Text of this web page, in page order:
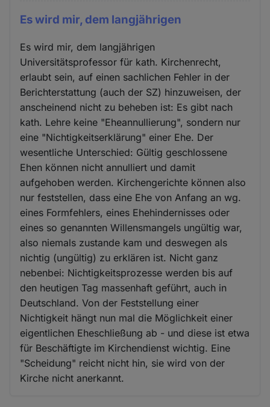
Es wird mir, dem langjährigen
Es wird mir, dem langjährigen
Universitätsprofessor für kath. Kirchenrecht,
erlaubt sein, auf einen sachlichen Fehler in der
Berichterstattung (auch der SZ) hinzuweisen, der
anscheinend nicht zu beheben ist: Es gibt nach
kath. Lehre keine "Eheannullierung", sondern nur
eine "Nichtigkeitserklärung" einer Ehe. Der
wesentliche Unterschied: Gültig geschlossene
Ehen können nicht annulliert und damit
aufgehoben werden. Kirchengerichte können also
nur feststellen, dass eine Ehe von Anfang an wg.
eines Formfehlers, eines Ehehindernisses oder
eines so genannten Willensmangels ungültig war,
also niemals zustande kam und deswegen als
nichtig (ungültig) zu erklären ist. Nicht ganz
nebenbei: Nichtigkeitsprozesse werden bis auf
den heutigen Tag massenhaft geführt, auch in
Deutschland. Von der Feststellung einer
Nichtigkeit hängt nun mal die Möglichkeit einer
eigentlichen Eheschließung ab - und diese ist etwa
für Beschäftigte im Kirchendienst wichtig. Eine
"Scheidung" reicht nicht hin, sie wird von der
Kirche nicht anerkannt.